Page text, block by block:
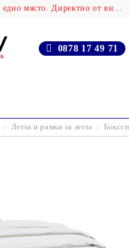
Крабов - Над 100 000 продукта на едно място. Директно от вносителя!
0878 17 49 71
Легла и рамки за легла